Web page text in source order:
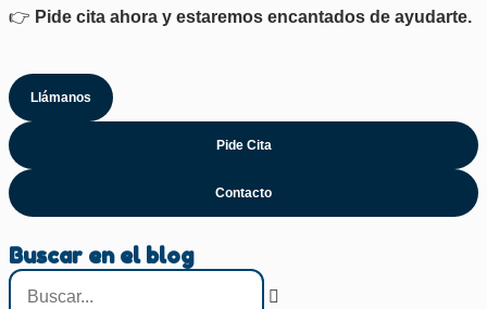
👉 Pide cita ahora y estaremos encantados de ayudarte.
Llámanos
Pide Cita
Contacto
Buscar en el blog